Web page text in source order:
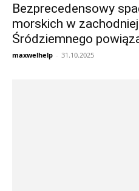
Bezprecedensowy
morskich w
Śródziemnego
maxwelhelp - 31.10.2025